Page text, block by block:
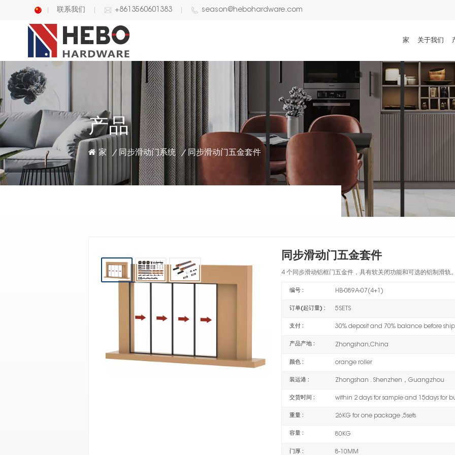
English
联系我们 +8613560601383 season@hebohardware.com
家 关于我们
产品
家 / 同步滑动门系统 / 同步滑动门五金套件
同步滑动门五金套件
4 个同步滑动铝框门五金件，具有软关闭功能和可选的铝制滑轨。
编号 : HB-089A-07(4+1)
订单(起订量) : 5SETS
支付 : 30% deposit and 70% balance before
产品产地 : Zhongshan,China
颜色 : orange roller
装运港 : Zhongshan . Shenzhen，Guangzhou
交货时间 : within 2 days for sample and 15days for
重量 : 26KG for one package ,5sets
容量 : 80KG
门厚 : 8-10MM